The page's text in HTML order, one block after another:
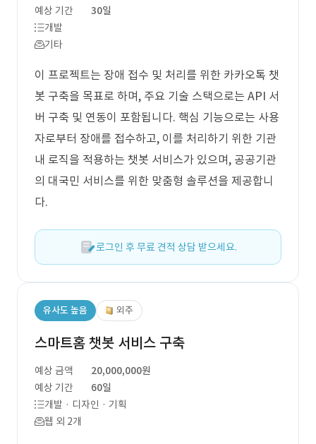
예상 기간
30일
개발
기타
이 프로젝트는 장애 접수 및 처리를 위한 카카오톡 챗
봇 구축을 목표로 하며, 주요 기술 스택으로는 API 서
버 구축 및 연동이 포함됩니다. 핵심 기능으로는 사용
자로부터 장애를 접수하고, 이를 처리하기 위한 기관
내 로직을 적용하는 챗봇 서비스가 있으며, 공공기관
의 대국민 서비스를 위한 맞춤형 솔루션을 제공합니
다.
로그인 후 무료 견적 상담 받으세요.
유사도 높음 외주
스마트홈 챗봇 서비스 구축
예상 금액
20,000,000원
예상 기간
60일
개발 · 디자인 · 기획
웹 외 2개